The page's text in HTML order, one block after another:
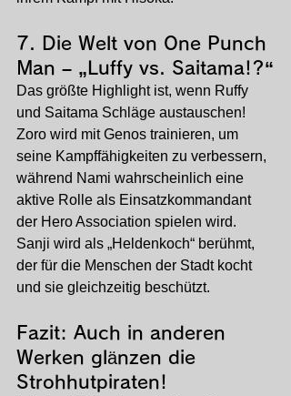
7.
Die Welt von One Punch
Man – „Luffy vs. Saitama!?“
Das größte Highlight ist, wenn Ruffy
und Saitama Schläge austauschen!
Zoro wird mit Genos trainieren, um
seine Kampffähigkeiten zu verbessern,
während Nami wahrscheinlich eine
aktive Rolle als Einsatzkommandant
der Hero Association spielen wird.
Sanji wird als „Heldenkoch“ berühmt,
der für die Menschen der Stadt kocht
und sie gleichzeitig beschützt.
Fazit: Auch in anderen
Werken glänzen die
Strohhutpiraten!